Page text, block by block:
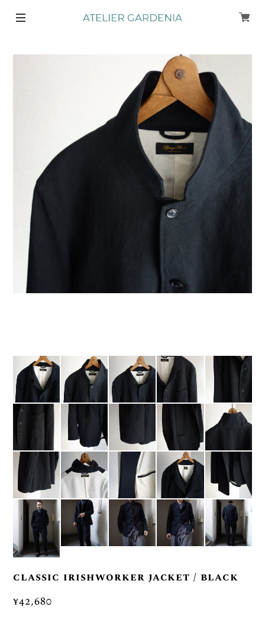
classic irishworker jacket / black
¥42,680